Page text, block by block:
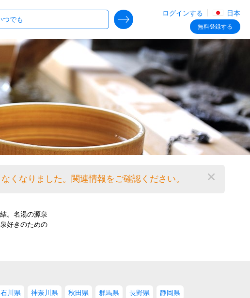
ログインする 日本
無料登録する
SEARCH DEALS
くなりました。関連情報をご確認ください。
。名湯の源泉
好きのための
石川県 神奈川県 秋田県 群馬県 長野県 静岡県